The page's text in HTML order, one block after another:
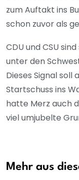
zum Auftakt ins
schon zuvor als
CDU und CSU
unter den
Dieses Signal
Startschuss ins
hatte Merz auch
viel umjubelte
Mehr aus